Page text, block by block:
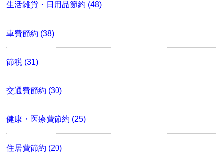
生活雑貨・日用品節約 (48)
車費節約 (38)
節税 (31)
交通費節約 (30)
健康・医療費節約 (25)
住居費節約 (20)